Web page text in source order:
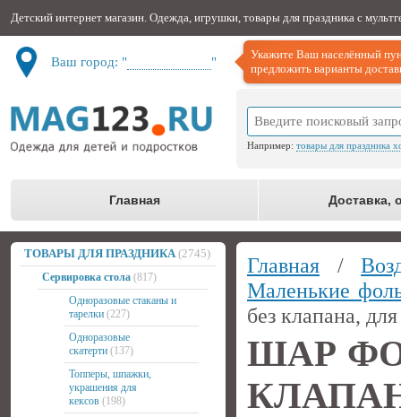
Детский интернет магазин. Одежда, игрушки, товары для праздника с
Ваш город: " "
Укажите Ваш населённый
предложить варианты
Например: товары для праздника
Главная Доставка,
ТОВАРЫ ДЛЯ ПРАЗДНИКА (2745)
Сервировка стола (817)
Одноразовые стаканы и
тарелки (227)
Одноразовые
скатерти (137)
Топперы, шпажки,
украшения для
кексов (198)
Главная /
Маленькие
без клапана,
ШАР